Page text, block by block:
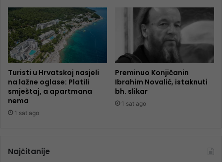
Turisti u Hrvatskoj nasjeli
na lažne oglase: Platili
smještaj, a apartmana
nema
1 sat ago
Preminuo Konjičanin
Ibrahim Novalić, istaknuti
bh. slikar
1 sat ago
Najčitanije